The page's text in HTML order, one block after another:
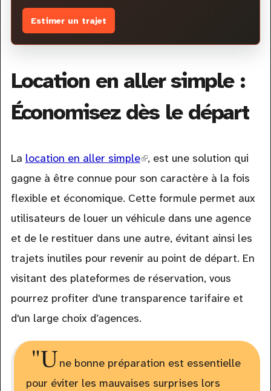
Estimer un trajet
Location en aller simple :
Économisez dès le départ
La location en aller simple(link
is
external)
, est une solution qui
gagne à être connue pour son caractère à la fois
flexible et économique. Cette formule permet aux
utilisateurs de louer un véhicule dans une agence
et de le restituer dans une autre, évitant ainsi les
trajets inutiles pour revenir au point de départ. En
visitant des plateformes de réservation, vous
pourrez profiter d'une transparence tarifaire et
d'un large choix d’agences.
"Une bonne préparation est essentielle
pour éviter les mauvaises surprises lors